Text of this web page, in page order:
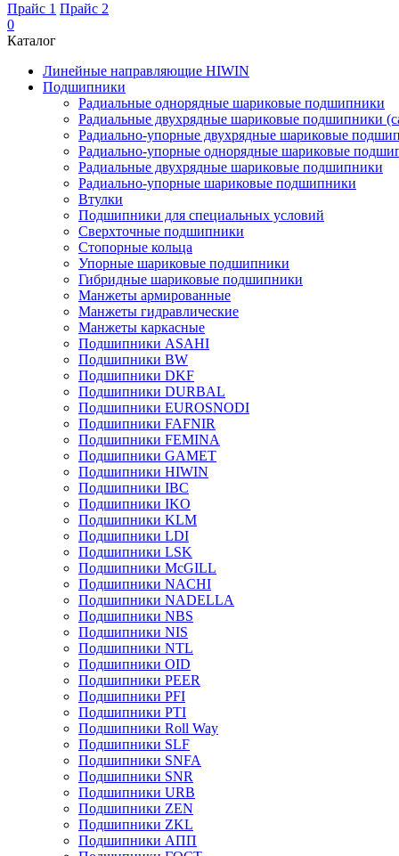
Прайс 1 Прайс 2
0
Каталог
Линейные направляющие HIWIN
Подшипники
Радиальные однорядные шариковые подшипники
Радиальные двухрядные шариковые подшипники
Радиально-упорные двухрядные шариковые
Радиально-упорные однорядные шариковые
Радиальные двухрядные шариковые подшипники
Радиально-упорные шариковые подшипники
Втулки
Подшипники для специальных условий
Сверхточные подшипники
Стопорные кольца
Упорные шариковые подшипники
Гибридные шариковые подшипники
Манжеты армированные
Манжеты гидравлические
Манжеты каркасные
Подшипники ASAHI
Подшипники BW
Подшипники DKF
Подшипники DURBAL
Подшипники EUROSNODI
Подшипники FAFNIR
Подшипники FEMINA
Подшипники GAMET
Подшипники HIWIN
Подшипники IBC
Подшипники IKO
Подшипники KLM
Подшипники LDI
Подшипники LSK
Подшипники McGILL
Подшипники NACHI
Подшипники NADELLA
Подшипники NBS
Подшипники NIS
Подшипники NTL
Подшипники OID
Подшипники PEER
Подшипники PFI
Подшипники PTI
Подшипники Roll Way
Подшипники SLF
Подшипники SNFA
Подшипники SNR
Подшипники URB
Подшипники ZEN
Подшипники ZKL
Подшипники АПП